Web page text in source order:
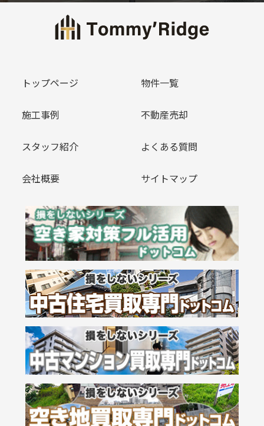
トップページ 物件一覧
施工事例 不動産売却
スタッフ紹介 よくある質問
会社概要 サイトマップ